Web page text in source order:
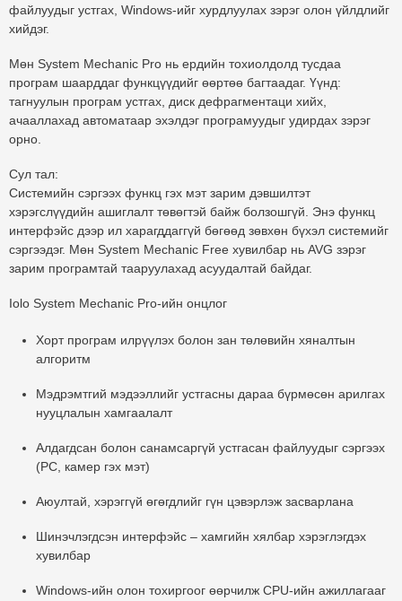
файлуудыг устгах, Windows-ийг хурдлуулах зэрэг олон үйлдлийг
хийдэг.
Мөн System Mechanic Pro нь ердийн тохиолдолд тусдаа
програм шаарддаг функцүүдийг өөртөө багтаадаг. Үүнд:
тагнуулын програм устгах, диск дефрагментаци хийх,
ачааллахад автоматаар эхэлдэг програмуудыг удирдах зэрэг
орно.
Сул тал:
Системийн сэргээх функц гэх мэт зарим дэвшилтэт
хэрэгслүүдийн ашиглалт төвөгтэй байж болзошгүй. Энэ функц
интерфэйс дээр ил харагддаггүй бөгөөд зөвхөн бүхэл системийг
сэргээдэг. Мөн System Mechanic Free хувилбар нь AVG зэрэг
зарим програмтай тааруулахад асуудалтай байдаг.
Iolo System Mechanic Pro-ийн онцлог
Хорт програм илрүүлэх болон зан төлөвийн хяналтын
алгоритм
Мэдрэмтгий мэдээллийг устгасны дараа бүрмөсөн арилгах
нууцлалын хамгаалалт
Алдагдсан болон санамсаргүй устгасан файлуудыг сэргээх
(PC, камер гэх мэт)
Аюултай, хэрэггүй өгөгдлийг гүн цэвэрлэж засварлана
Шинэчлэгдсэн интерфэйс – хамгийн хялбар хэрэглэгдэх
хувилбар
Windows-ийн олон тохиргоог өөрчилж CPU-ийн ажиллагааг